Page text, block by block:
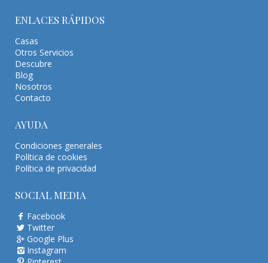
ENLACES RÁPIDOS
Casas
Otros Servicios
Descubre
Blog
Nosotros
Contacto
AYUDA
Condiciones generales
Política de cookies
Política de privacidad
SOCIAL MEDIA
Facebook
Twitter
Google Plus
Instagram